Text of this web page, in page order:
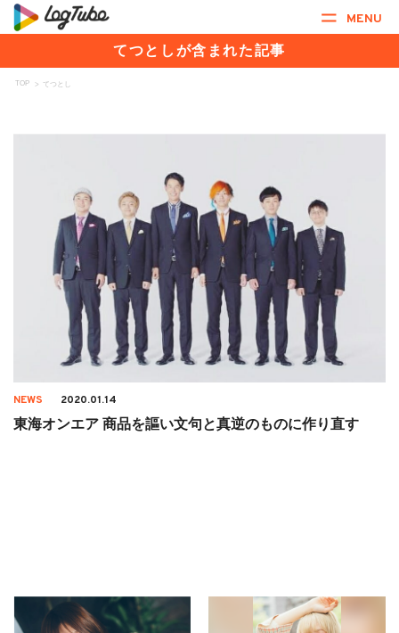
MENU
てつとしが含まれた記事
TOP > てつとし
NEWS 2020.01.14
東海オンエア 商品を謳い文句と真逆のものに作り直す